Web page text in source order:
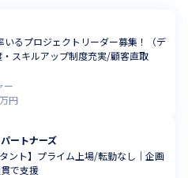
いるプロジェクトリーダー募集！（デ
スキルアップ制度充実/顧客直取
ー
万円
ートナーズ
ント】プライム上場/転勤なし｜企画
で支援